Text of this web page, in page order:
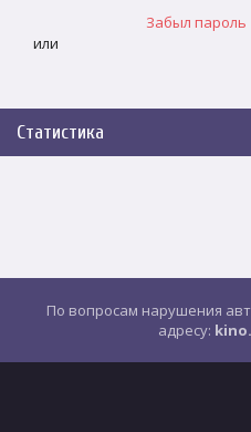
Забыл пароль
или
Статистика
По вопросам нарушения
адресу: